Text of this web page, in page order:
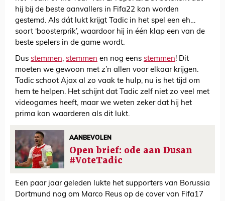
hij bij de beste aanvallers in Fifa22 kan worden
gestemd. Als dát lukt krijgt Tadic in het spel een eh…
soort ‘boosterprik’, waardoor hij in één klap een van de
beste spelers in de game wordt.
Dus stemmen, stemmen en nog eens stemmen! Dit
moeten we gewoon met z’n allen voor elkaar krijgen.
Tadic schoot Ajax al zo vaak te hulp, nu is het tijd om
hem te helpen. Het schijnt dat Tadic zelf niet zo veel met
videogames heeft, maar we weten zeker dat hij het
prima kan waarderen als dit lukt.
AANBEVOLEN
Open brief: ode aan Dusan
#VoteTadic
Een paar jaar geleden lukte het supporters van Borussia
Dortmund nog om Marco Reus op de cover van Fifa17